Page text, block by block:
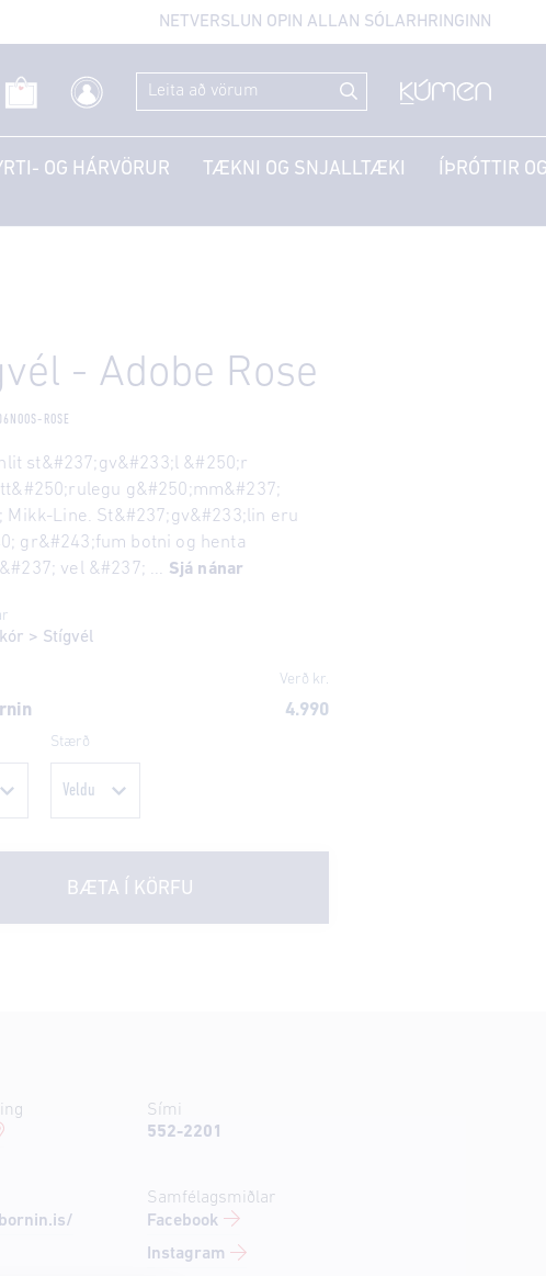
NETVERSLUN OPIN ALLAN SÓLARHRINGINN
OG HÁRVÖRUR TÆKNI OG SNJALLTÆKI ÍÞRÓTTIR
- Adobe Rose
ROSE
st&#237;gv&#233;l &#250;r
g&#250;mm&#237;
Mikk-Line. St&#237;gv&#233;lin eru
gr&#243;fum botni og henta
vel &#237; ... Sjá nánar
> Stígvél
Verð kr.
4.990
Stærð
BÆTA Í KÖRFU
Sími
552-2201
Samfélagsmiðlar
Facebook
Instagram